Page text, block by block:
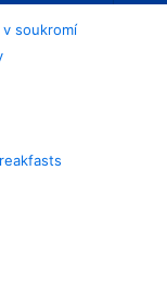
soukromí